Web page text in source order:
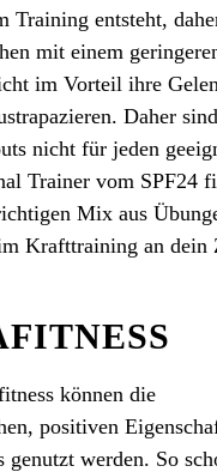
Training entsteht,
mit einem
im Vorteil ihre
Daher sind
nicht für jeden
Trainer vom SPF24
Mix aus
Krafttraining an dein
können die
positiven
genutzt werden. So